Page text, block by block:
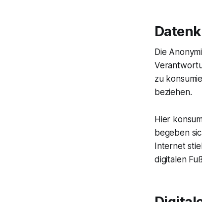
Die
zu
beziehen.
Hier
begeben
Internet
digitalen